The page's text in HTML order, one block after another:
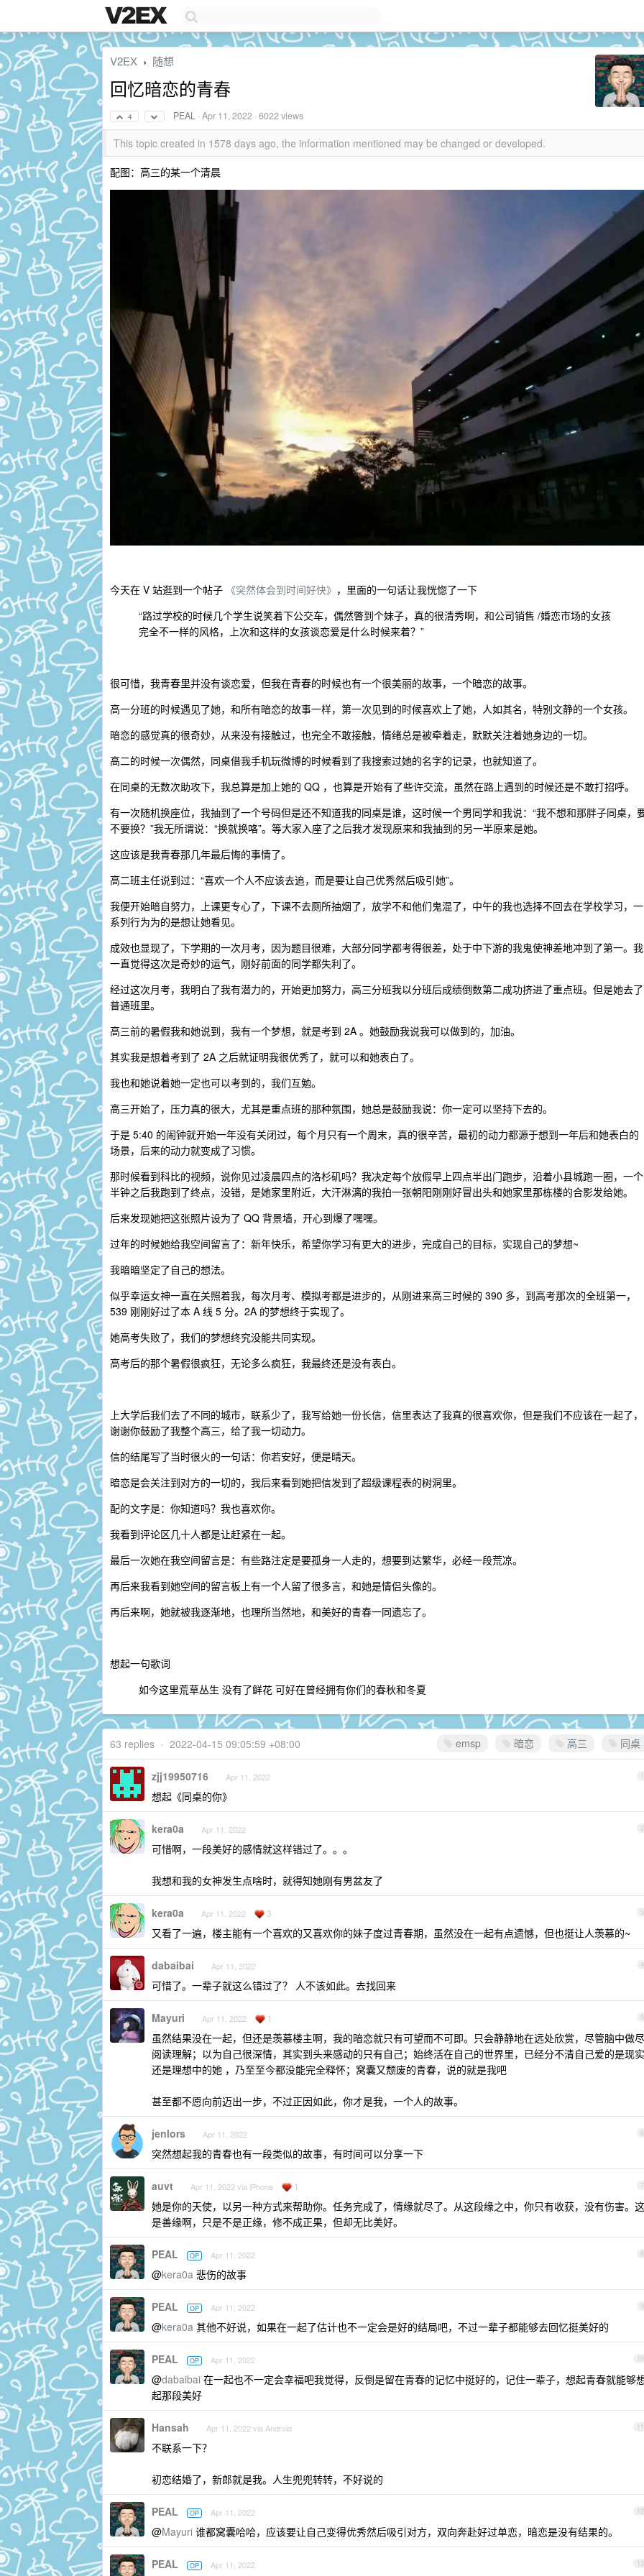
V2EX › 随想
回忆暗恋的青春
4 PEAL ·Apr 11, 2022 · 6022 views
This topic created in 1578 days ago, the information mentioned may be changed or developed.
配图：高三的某一个清晨
今天在 V 站逛到一个帖子 《突然体会到时间好快》 ，里面的一句话让我恍惚了一下
“路过学校的时候几个学生说笑着下公交车，偶然瞥到个妹子，真的很清秀啊，和公司销售 /婚恋市场的女孩
完全不一样的风格，上次和这样的女孩谈恋爱是什么时候来着？”
很可惜，我青春里并没有谈恋爱，但我在青春的时候也有一个很美丽的故事，一个暗恋的故事。
高一分班的时候遇见了她，和所有暗恋的故事一样，第一次见到的时候喜欢上了她，人如其名，特别文静的一个女孩。
暗恋的感觉真的很奇妙，从来没有接触过，也完全不敢接触，情绪总是被牵着走，默默关注着她身边的一切。
高二的时候一次偶然，同桌借我手机玩微博的时候看到了我搜索过她的名字的记录，也就知道了。
在同桌的无数次助攻下，我总算是加上她的 QQ ，也算是开始有了些许交流，虽然在路上遇到的时候还是不敢打招呼。
有一次随机换座位，我抽到了一个号码但是还不知道我的同桌是谁，这时候一个男同学和我说：“我不想和那胖子同桌，
不要换？”我无所谓说：“换就换咯”。等大家入座了之后我才发现原来和我抽到的另一半原来是她。
这应该是我青春那几年最后悔的事情了。
高二班主任说到过：“喜欢一个人不应该去追，而是要让自己优秀然后吸引她”。
我便开始暗自努力，上课更专心了，下课不去厕所抽烟了，放学不和他们鬼混了，中午的我也选择不回去在学校学习，一
系列行为为的是想让她看见。
成效也显现了，下学期的一次月考，因为题目很难，大部分同学都考得很差，处于中下游的我鬼使神差地冲到了第一。我
一直觉得这次是奇妙的运气，刚好前面的同学都失利了。
经过这次月考，我明白了我有潜力的，开始更加努力，高三分班我以分班后成绩倒数第二成功挤进了重点班。但是她去了
普通班里。
高三前的暑假我和她说到，我有一个梦想，就是考到 2A 。她鼓励我说我可以做到的，加油。
其实我是想着考到了 2A 之后就证明我很优秀了，就可以和她表白了。
我也和她说着她一定也可以考到的，我们互勉。
高三开始了，压力真的很大，尤其是重点班的那种氛围，她总是鼓励我说：你一定可以坚持下去的。
于是 5:40 的闹钟就开始一年没有关闭过，每个月只有一个周末，真的很辛苦，最初的动力都源于想到一年后和她表白的
场景，后来的动力就变成了习惯。
那时候看到科比的视频，说你见过凌晨四点的洛杉矶吗？我决定每个放假早上四点半出门跑步，沿着小县城跑一圈，一个
半钟之后我跑到了终点，没错，是她家里附近，大汗淋漓的我拍一张朝阳刚刚好冒出头和她家里那栋楼的合影发给她。
后来发现她把这张照片设为了 QQ 背景墙，开心到爆了嘿嘿。
过年的时候她给我空间留言了：新年快乐，希望你学习有更大的进步，完成自己的目标，实现自己的梦想~
我暗暗坚定了自己的想法。
似乎幸运女神一直在关照着我，每次月考、模拟考都是进步的，从刚进来高三时候的 390 多，到高考那次的全班第一，
539 刚刚好过了本 A 线 5 分。2A 的梦想终于实现了。
她高考失败了，我们的梦想终究没能共同实现。
高考后的那个暑假很疯狂，无论多么疯狂，我最终还是没有表白。
上大学后我们去了不同的城市，联系少了，我写给她一份长信，信里表达了我真的很喜欢你，但是我们不应该在一起了，
谢谢你鼓励了我整个高三，给了我一切动力。
信的结尾写了当时很火的一句话：你若安好，便是晴天。
暗恋是会关注到对方的一切的，我后来看到她把信发到了超级课程表的树洞里。
配的文字是：你知道吗？我也喜欢你。
我看到评论区几十人都是让赶紧在一起。
最后一次她在我空间留言是：有些路注定是要孤身一人走的，想要到达繁华，必经一段荒凉。
再后来我看到她空间的留言板上有一个人留了很多言，和她是情侣头像的。
再后来啊，她就被我逐渐地，也理所当然地，和美好的青春一同遗忘了。
想起一句歌词
如今这里荒草丛生 没有了鲜花 可好在曾经拥有你们的春秋和冬夏
emsp 暗恋 高三 同桌
63 replies • 2022-04-15 09:05:59 +08:00
1
zjj19950716 Apr 11, 2022
想起《同桌的你》
2
kera0a Apr 11, 2022
可惜啊，一段美好的感情就这样错过了。。。
我想和我的女神发生点啥时，就得知她刚有男盆友了
3
kera0a Apr 11, 2022 3
又看了一遍，楼主能有一个喜欢的又喜欢你的妹子度过青春期，虽然没在一起有点遗憾，但也挺让人羡慕的~
4
dabaibai Apr 11, 2022
可惜了。一辈子就这么错过了？ 人不该如此。去找回来
5
Mayuri Apr 11, 2022 1
虽然结果没在一起，但还是羡慕楼主啊，我的暗恋就只有可望而不可即。只会静静地在远处欣赏，尽管脑中做尽
阅读理解；以为自己很深情，其实到头来感动的只有自己；始终活在自己的世界里，已经分不清自己爱的是现实
还是理想中的她 ，乃至至今都没能完全释怀；窝囊又颓废的青春，说的就是我吧
甚至都不愿向前迈出一步，不过正因如此，你才是我，一个人的故事。
6
jenlors Apr 11, 2022
突然想起我的青春也有一段类似的故事，有时间可以分享一下
7
auvt Apr 11, 2022 via iPhone 1
她是你的天使，以另一种方式来帮助你。任务完成了，情缘就尽了。从这段缘之中，你只有收获，没有伤害。这
是善缘啊，只是不是正缘，修不成正果，但却无比美好。
8
PEAL OP Apr 11, 2022
@kera0a 悲伤的故事
9
PEAL OP Apr 11, 2022
@kera0a 其他不好说，如果在一起了估计也不一定会是好的结局吧，不过一辈子都能够去回忆挺美好的
10
PEAL OP Apr 11, 2022
@dabaibai 在一起也不一定会幸福吧我觉得，反倒是留在青春的记忆中挺好的，记住一辈子，想起青春就能够
起那段美好
11
Hansah Apr 11, 2022 via Android
不联系一下？
初恋结婚了，新郎就是我。人生兜兜转转，不好说的
12
PEAL OP Apr 11, 2022
@Mayuri 谁都窝囊哈哈，应该要让自己变得优秀然后吸引对方，双向奔赴好过单恋，暗恋是没有结果的。
13
PEAL OP Apr 11, 2022